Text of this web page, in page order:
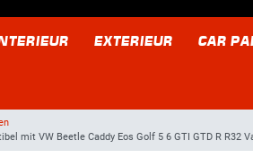
EXTERIEUR CAR
mit VW Beetle Caddy Eos Golf 5 6 GTI GTD R R32